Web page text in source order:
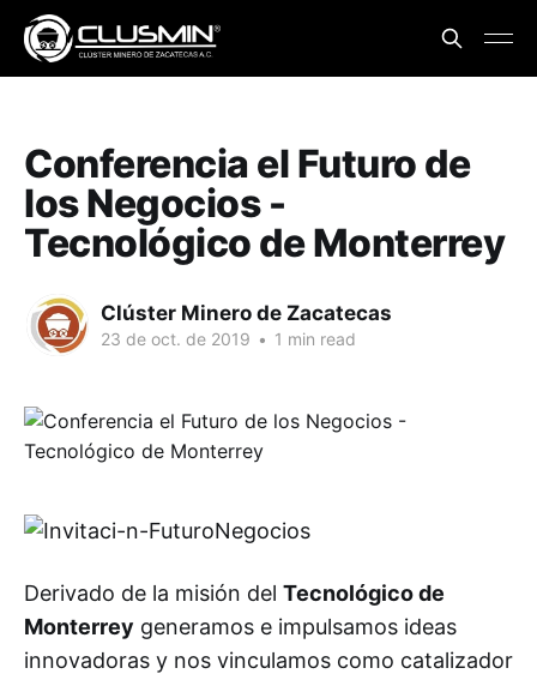
Conferencia el Futuro de
los Negocios -
Tecnológico de Monterrey
Clúster Minero de Zacatecas
23 de oct. de 2019 • 1 min read
Derivado de la misión del Tecnológico de
Monterrey generamos e impulsamos ideas
innovadoras y nos vinculamos como catalizador